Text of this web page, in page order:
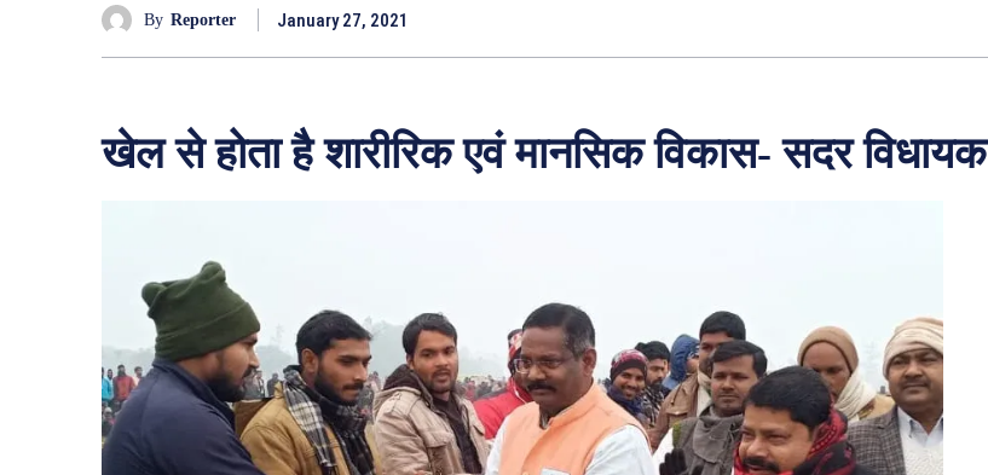
By Reporter January 27, 2021
खेल से होता है शारीरिक एवं मानसिक विकास- सदर विधायक